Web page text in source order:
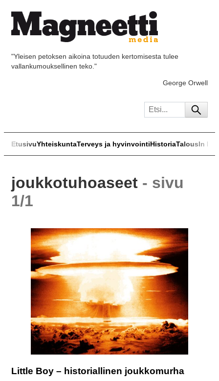
"Yleisen petoksen aikoina totuuden kertomisesta tulee
vallankumouksellinen teko."
George Orwell
EtusivuYhteiskuntaTerveys ja hyvinvointiHistoriaTalousIn
joukkotuhoaseet - sivu
1/1
Little Boy – historiallinen joukkomurha